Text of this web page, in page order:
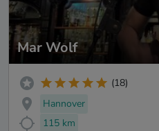
Mar Wolf
(18)
Hannover
115 km